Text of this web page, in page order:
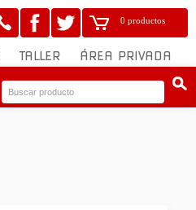
0 productos
TALLER ÁREA PRIVADA